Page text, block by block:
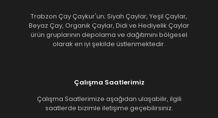
Trabzon Çay Çaykur'un; Siyah Çaylar, Yeşil Çaylar,
Beyaz Çay, Organik Çaylar, Didi ve Hediyelik Çaylar
ürün gruplarının depolama ve dağıtımını bölgesel
olarak en iyi şekilde üstlenmektedir.
Çalışma Saatlerimiz
Çalışma Saatlerimize aşağıdan ulaşabilir, ilgili
saatlerde bizimle iletişime geçebilirsiniz.